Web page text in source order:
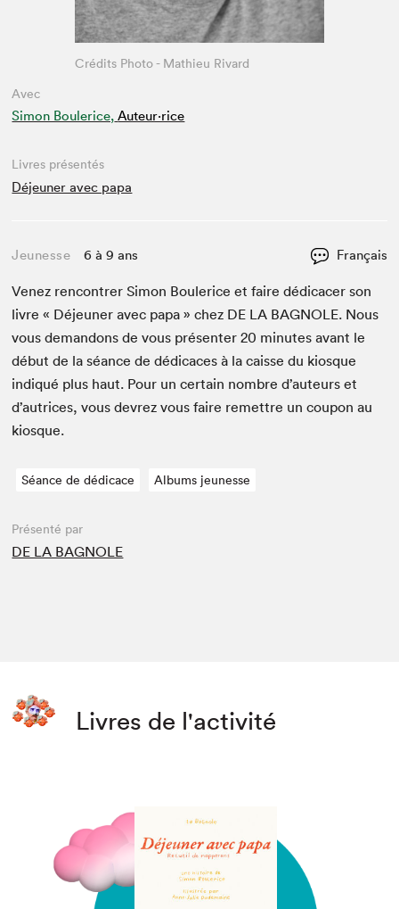
Avec
Simon Boulerice, Auteur·rice
Crédits Photo - Mathieu Rivard
Livres présentés
Déjeuner avec papa
Jeunesse 6 à 9 ans Français
Venez ren­con­tr­er Simon Boulerice et faire dédi­cac­er son
livre « Déje­uner avec papa » chez DE LA BAG­NOLE. Nous
vous deman­dons de vous présen­ter20 min­utes avant le
début de la séance de dédi­caces à la caisse du kiosque
indiqué plus haut. Pour un cer­tain nom­bre d’auteurs et
d’autrices, vous devrez vous faire remet­tre un coupon au
kiosque.
Séance de dédicace Albums jeunesse
Présenté par
DE LA BAGNOLE
Livres de l'activité